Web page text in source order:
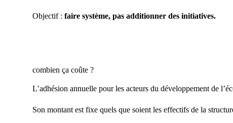
Objectif : faire système, pas additionner des initiatives.
combien ça coûte ?
L’adhésion annuelle pour les acteurs du développement de
Son montant est fixe quels que soient les effectifs de la